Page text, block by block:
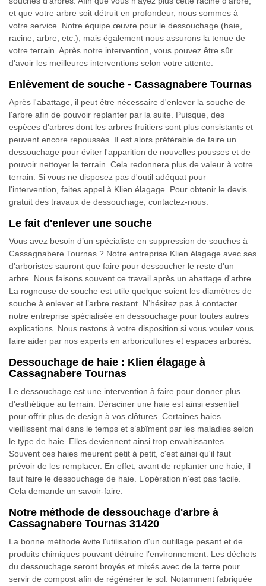
et que votre arbre soit détruit en profondeur, nous sommes à
votre service. Notre équipe œuvre pour le dessouchage (haie,
racine, arbre, etc.), mais également nous assurons la tenue de
votre terrain. Après notre intervention, vous pouvez être sûr
d'avoir les meilleures interventions selon votre attente.
Enlèvement de souche - Cassagnabere Tournas
Après l'abattage, il peut être nécessaire d'enlever la souche de
l'arbre afin de pouvoir replanter par la suite. Puisque, des
espèces d'arbres dont les arbres fruitiers sont plus consistants et
peuvent encore repoussés. Il est alors préférable de faire un
dessouchage pour éviter l'apparition de nouvelles pousses et de
pouvoir nettoyer le terrain. Cela redonnera plus de valeur à votre
terrain. Si vous ne disposez pas d'outil adéquat pour
l'intervention, faites appel à Klien élagage. Pour obtenir le devis
gratuit des travaux de dessouchage, contactez-nous.
Le fait d'enlever une souche
Vous avez besoin d’un spécialiste en suppression de souches à
Cassagnabere Tournas ? Notre entreprise Klien élagage avec ses
d’arboristes sauront que faire pour dessoucher le reste d'un
arbre. Nous faisons souvent ce travail après un abattage d'arbre.
La rogneuse de souche est utile quelque soient les diamètres de
souche à enlever et l’arbre restant. N’hésitez pas à contacter
notre entreprise spécialisée en dessouchage pour toutes autres
explications. Nous restons à votre disposition si vous voulez vous
faire aider par nos experts en arboricultures et espaces arborés.
Dessouchage de haie : Klien élagage à
Cassagnabere Tournas
Le dessouchage est une intervention à faire pour donner plus
d'esthétique au terrain. Déraciner une haie est ainsi essentiel
pour offrir plus de design à vos clôtures. Certaines haies
vieillissent mal dans le temps et s’abîment par les maladies selon
le type de haie. Elles deviennent ainsi trop envahissantes.
Souvent ces haies meurent petit à petit, c'est ainsi qu'il faut
prévoir de les remplacer. En effet, avant de replanter une haie, il
faut faire le dessouchage de haie. L’opération n’est pas facile.
Cela demande un savoir-faire.
Notre méthode de dessouchage d'arbre à
Cassagnabere Tournas 31420
La bonne méthode évite l'utilisation d'un outillage pesant et de
produits chimiques pouvant détruire l’environnement. Les déchets
du dessouchage seront broyés et mixés avec de la terre pour
servir de compost afin de régénérer le sol. Notamment fabriquée